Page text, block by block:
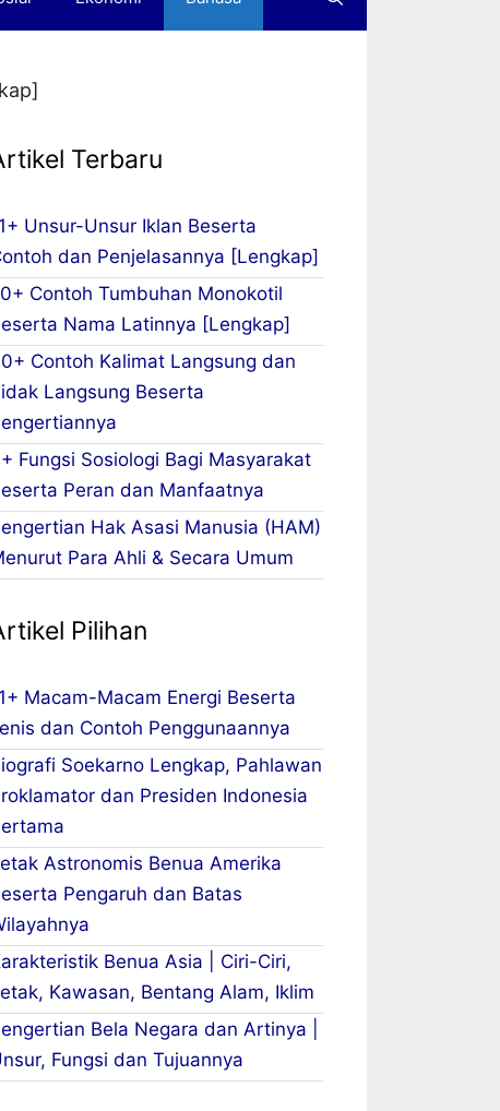
Terbaru
Unsur-Unsur Iklan Beserta
dan Penjelasannya [Lengkap]
Contoh Tumbuhan Monokotil
Nama Latinnya [Lengkap]
Contoh Kalimat Langsung dan
Langsung Beserta
Fungsi Sosiologi Bagi Masyarakat
Peran dan Manfaatnya
Hak Asasi Manusia (HAM)
Para Ahli & Secara Umum
Pilihan
Macam-Macam Energi Beserta
dan Contoh Penggunaannya
Soekarno Lengkap, Pahlawan
dan Presiden Indonesia
Astronomis Benua Amerika
Pengaruh dan Batas
Benua Asia | Ciri-Ciri,
Kawasan, Bentang Alam, Iklim
Bela Negara dan Artinya |
Fungsi dan Tujuannya